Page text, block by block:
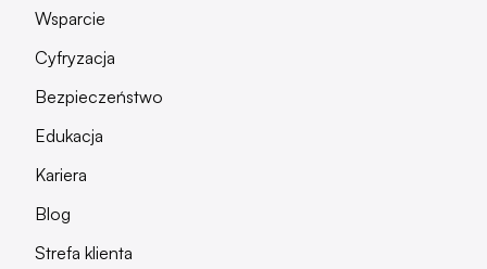
Wsparcie
Cyfryzacja
Bezpieczeństwo
Edukacja
Kariera
Blog
Strefa klienta